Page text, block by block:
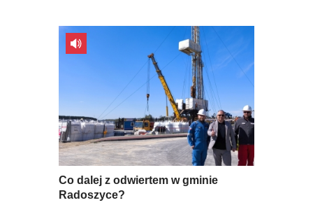
Co dalej z odwiertem w gminie
Radoszyce?